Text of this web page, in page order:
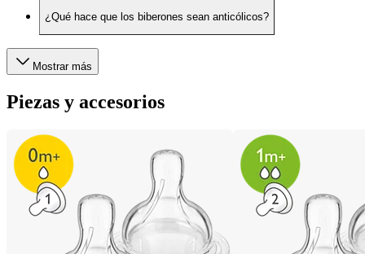
¿Qué hace que los biberones sean anticólicos?
Mostrar más
Piezas y accesorios